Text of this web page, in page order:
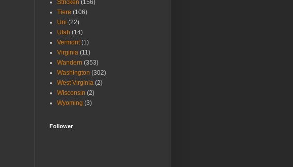
Stricken (156)
Tiere (106)
Uni (22)
Utah (14)
Vermont (1)
Virginia (11)
Wandern (353)
Washington (302)
West Virginia (2)
Wisconsin (2)
Wyoming (3)
Follower